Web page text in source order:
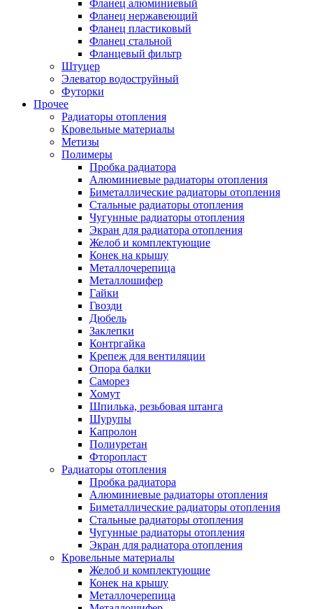
Фланец алюминиевый
Фланец нержавеющий
Фланец пластиковый
Фланец стальной
Фланцевый фильтр
Штуцер
Элеватор водоструйный
Футорки
Прочее
Радиаторы отопления
Кровельные материалы
Метизы
Полимеры
Пробка радиатора
Алюминиевые радиаторы отопления
Биметаллические радиаторы отопления
Стальные радиаторы отопления
Чугунные радиаторы отопления
Экран для радиатора отопления
Желоб и комплектующие
Конек на крышу
Металлочерепица
Металлошифер
Гайки
Гвозди
Дюбель
Заклепки
Контргайка
Крепеж для вентиляции
Опора балки
Саморез
Хомут
Шпилька, резьбовая штанга
Шурупы
Капролон
Полиуретан
Фторопласт
Радиаторы отопления
Пробка радиатора
Алюминиевые радиаторы отопления
Биметаллические радиаторы отопления
Стальные радиаторы отопления
Чугунные радиаторы отопления
Экран для радиатора отопления
Кровельные материалы
Желоб и комплектующие
Конек на крышу
Металлочерепица